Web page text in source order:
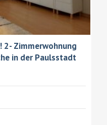
2- Zimmerwohnung
in der Paulsstadt